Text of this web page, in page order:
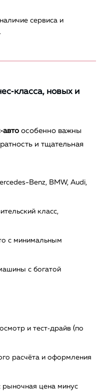
сервиса и
новых и
особенно важны
и тщательная
Benz, BMW, Audi,
класс,
с минимальным
с богатой
и тест‑драйв (по
расчёта и оформления
рыночная цена минус